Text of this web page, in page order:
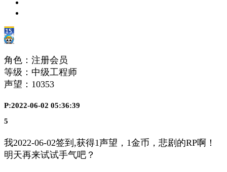
角色：注册会员
等级：中级工程师
声望： 10353
P:2022-06-02 05:36:39
5
我2022-06-02签到,获得1声望，1金币，悲剧的RP啊！
明天再来试试手气吧？